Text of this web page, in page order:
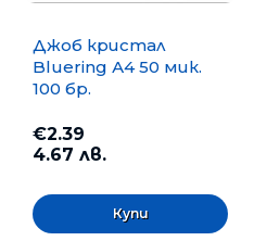
Джоб кристал
Bluering А4 50 мик.
100 бр.
€2.39
4.67 лв.